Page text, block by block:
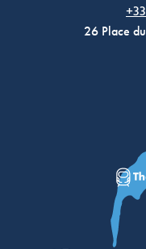
26 Place